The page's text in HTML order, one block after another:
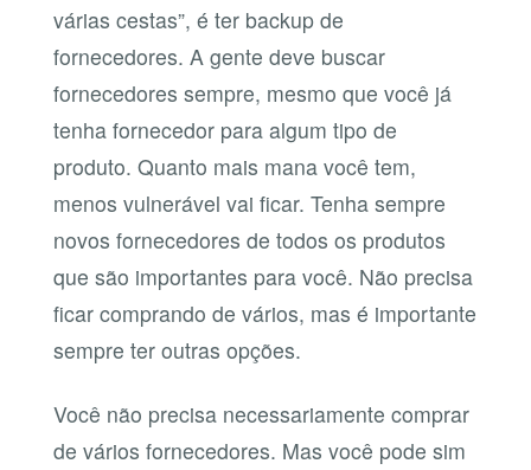
várias cestas”, é ter backup de
fornecedores. A gente deve buscar
fornecedores sempre, mesmo que você já
tenha fornecedor para algum tipo de
produto. Quanto mais mana você tem,
menos vulnerável vai ficar. Tenha sempre
novos fornecedores de todos os produtos
que são importantes para você. Não precisa
ficar comprando de vários, mas é importante
sempre ter outras opções.
Você não precisa necessariamente comprar
de vários fornecedores. Mas você pode sim